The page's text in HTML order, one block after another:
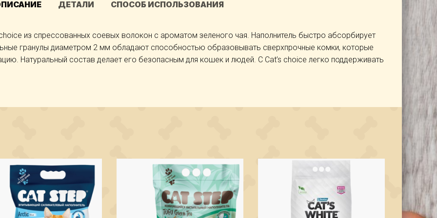
ДЕТАЛИ СПОСОБ ИСПОЛЬЗОВАНИЯ
choice из спрессованных соевых волокон с ароматом зеленого чая. Наполнитель быстро абсорбирует
гранулы диаметром 2 мм обладают способностью образовывать сверхпрочные комки, которые
Натуральный состав делает его безопасным для кошек и людей. С Cat’s choice легко поддерживать